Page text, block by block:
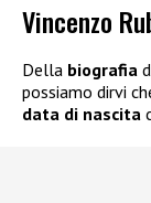
Vincenzo
Della biografia
possiamo dirvi
data di nascita